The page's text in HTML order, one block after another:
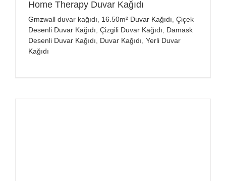
Home Therapy Duvar Kağıdı
Gmzwall duvar kağıdı 16.50m² Duvar Kağıdı Çiçek
Desenli Duvar Kağıdı Çizgili Duvar Kağıdı
Damask
Desenli Duvar Kağıdı
Duvar Kağıdı Yerli Duvar
Kağıdı